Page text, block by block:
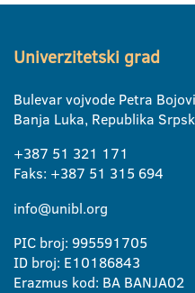
Univerzitetski grad
Bulevar vojvode Petra
Banja Luka, Republika
+387 51 321 171
Faks: +387 51 315 694
info@unibl.org
PIC broj: 995591705
ID broj: E10186843
Erazmus kod: BA BANJA02